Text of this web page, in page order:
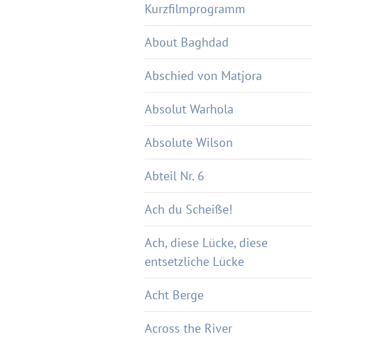
Kurzfilmprogramm
About Baghdad
Abschied von Matjora
Absolut Warhola
Absolute Wilson
Abteil Nr. 6
Ach du Scheiße!
Ach, diese Lücke, diese
entsetzliche Lücke
Acht Berge
Across the River